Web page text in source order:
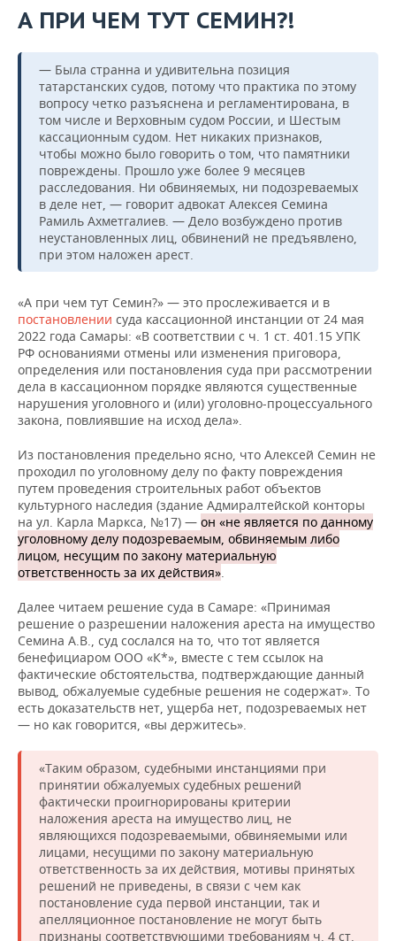
А ПРИ ЧЕМ ТУТ СЕМИН?!
— Была странна и удивительна позиция
татарстанских судов, потому что практика по этому
вопросу четко разъяснена и регламентирована, в
том числе и Верховным судом России, и Шестым
кассационным судом. Нет никаких признаков,
чтобы можно было говорить о том, что памятники
повреждены. Прошло уже более 9 месяцев
расследования. Ни обвиняемых, ни подозреваемых
в деле нет, — говорит адвокат Алексея Семина
Рамиль Ахметгалиев. — Дело возбуждено против
неустановленных лиц, обвинений не предъявлено,
при этом наложен арест.
«А при чем тут Семин?» — это прослеживается и в
постановлении суда кассационной инстанции от 24 мая
2022 года Самары: «В соответствии с ч. 1 ст. 401.15 УПК
РФ основаниями отмены или изменения приговора,
определения или постановления суда при рассмотрении
дела в кассационном порядке являются существенные
нарушения уголовного и (или) уголовно-процессуального
закона, повлиявшие на исход дела».
Из постановления предельно ясно, что Алексей Семин не
проходил по уголовному делу по факту повреждения
путем проведения строительных работ объектов
культурного наследия (здание Адмиралтейской конторы
на ул. Карла Маркса, №17) — он «не является по данному
уголовному делу подозреваемым, обвиняемым либо
лицом, несущим по закону материальную
ответственность за их действия».
Далее читаем решение суда в Самаре: «Принимая
решение о разрешении наложения ареста на имущество
Семина А.В., суд сослался на то, что тот является
бенефициаром ООО «К*», вместе с тем ссылок на
фактические обстоятельства, подтверждающие данный
вывод, обжалуемые судебные решения не содержат». То
есть доказательств нет, ущерба нет, подозреваемых нет
— но как говорится, «вы держитесь».
«Таким образом, судебными инстанциями при
принятии обжалуемых судебных решений
фактически проигнорированы критерии
наложения ареста на имущество лиц, не
являющихся подозреваемыми, обвиняемыми или
лицами, несущими по закону материальную
ответственность за их действия, мотивы принятых
решений не приведены, в связи с чем как
постановление суда первой инстанции, так и
апелляционное постановление не могут быть
признаны соответствующими требованиям ч. 4 ст.